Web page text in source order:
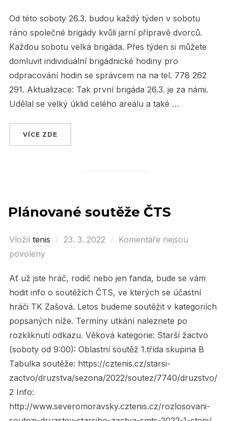
Od této soboty 26.3. budou každý týden v sobotu
ráno společné brigády kvůli jarní přípravě dvorců.
Každou sobotu velká brigáda. Přes týden si můžete
domluvit individuální brigádnické hodiny pro
odpracování hodin se správcem na na tel. 778 262
291. Aktualizace: Tak první brigáda 26.3. je za námi.
Udělal se velký úklid celého areálu a také …
VÍCE ZDE
Plánované soutěže ČTS
Vložil tenis
Posted
23. 3. 2022
Komentáře nejsou
povoleny
Ať už jste hráč, rodič nebo jen fanda, bude se vám
hodit info o soutěžích ČTS, ve kterých se účastní
hráči TK Zašová. Letos budeme soutěžit v kategoriích
popsaných níže. Termíny utkání naleznete po
rozkliknutí odkazu. Věková kategorie: Starší žactvo
(soboty od 9:00): Oblastní soutěž 1.třída skupina B
Tabulka soutěže: https://cztenis.cz/starsi-
zactvo/druzstva/sezona/2022/soutez/7740/druzstvo/
2 Info:
http://www.severomoravsky.cztenis.cz/rozlosovani-